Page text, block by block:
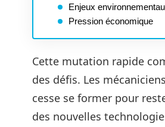
Enjeux
Pression économique
Cette mutation rapide
des défis. Les
cesse se former pour
des nouvelles